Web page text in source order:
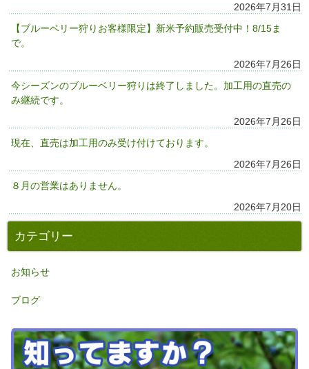
2026年7月31日
【ブルーベリー狩りお客様限定】新米予約販売受付中！8/15ま
で。
2026年7月26日
今シーズンのブルーベリー狩りは終了しました。加工用の直売の
み継続です。
2026年7月26日
現在、直売は加工用のみ受け付けております。
2026年7月26日
８月の営業はありません。
2026年7月20日
カテゴリー
お知らせ
ブログ